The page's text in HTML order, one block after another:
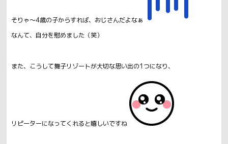
そりゃ～4歳の子からすれば、おじさんだよなぁ
なんて、自分を慰めました（笑）
また、こうして舞子リゾートが大切な思い出の1つになり、
リピーターになってくれると嬉しいですね